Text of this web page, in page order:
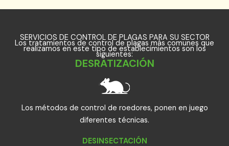
SERVICIOS DE CONTROL DE PLAGAS PARA SU SECTOR
Los tratamientos de control de plagas más comunes que
realizamos en este tipo de establecimientos son los
siguientes:
DESRATIZACIÓN
Los métodos de control de roedores, ponen en juego
diferentes técnicas.
DESINSECTACIÓN